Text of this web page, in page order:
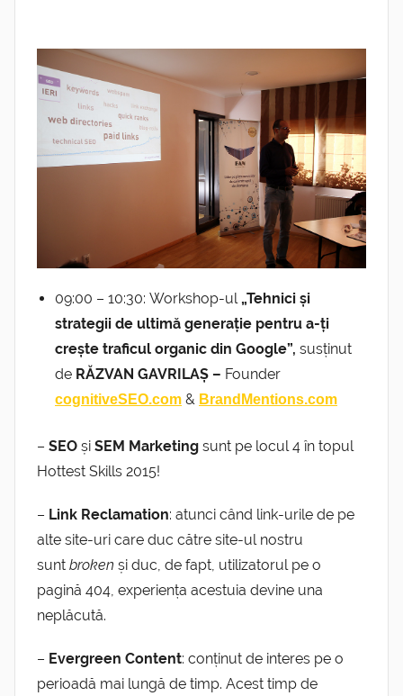
09:00 – 10:30: Workshop-ul „Tehnici și
strategii de ultimă generație pentru a-ți
crește traficul organic din Google”, susținut
de RĂZVAN GAVRILAȘ – Founder
cognitiveSEO.com & BrandMentions.com
– SEO și SEM Marketing sunt pe locul 4 în topul
Hottest Skills 2015!
– Link Reclamation: atunci când link-urile de pe
alte site-uri care duc către site-ul nostru
sunt broken și duc, de fapt, utilizatorul pe o
pagină 404, experiența acestuia devine una
neplăcută.
– Evergreen Content: conținut de interes pe o
perioadă mai lungă de timp. Acest timp de